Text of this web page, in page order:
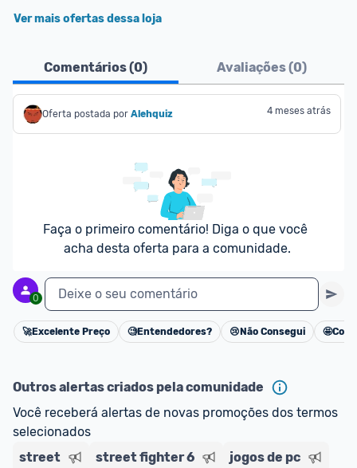
Ver mais ofertas dessa loja
Comentários (0) Avaliações (0)
Oferta postada por Alehquiz 4 meses atrás
Faça o primeiro comentário! Diga o que você
acha desta oferta para a comunidade.
0 Deixe o seu comentário
Cancelar
🚀Excelente Preço 🧐Entendedores? 😢 Não Consegui 🤩
Outros alertas criados pela comunidade
Você receberá alertas de novas promoções dos termos
selecionados
street
street fighter 6 jogos de pc